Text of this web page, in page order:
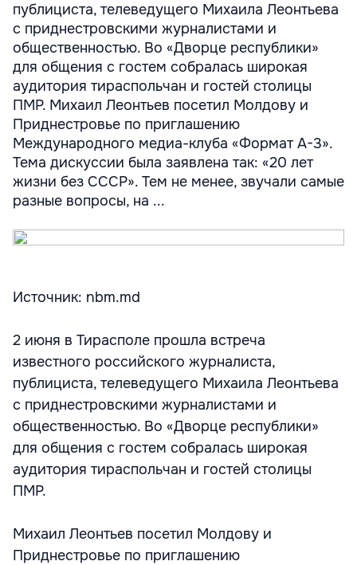
публициста, телеведущего Михаила Леонтьева
с приднестровскими журналистами и
общественностью. Во «Дворце республики»
для общения с гостем собралась широкая
аудитория тираспольчан и гостей столицы
ПМР. Михаил Леонтьев посетил Молдову и
Приднестровье по приглашению
Международного медиа-клуба «Формат А-3».
Тема дискуссии была заявлена так: «20 лет
жизни без СССР». Тем не менее, звучали самые
разные вопросы, на ...
Источник: nbm.md
2 июня в Тирасполе прошла встреча
известного российского журналиста,
публициста, телеведущего Михаила Леонтьева
с приднестровскими журналистами и
общественностью. Во «Дворце республики»
для общения с гостем собралась широкая
аудитория тираспольчан и гостей столицы
ПМР.
Михаил Леонтьев посетил Молдову и
Приднестровье по приглашению